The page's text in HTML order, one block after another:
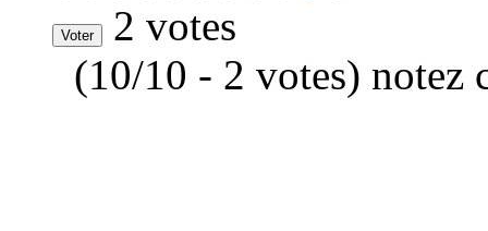
2 votes
(10/10 - 2 votes) notez